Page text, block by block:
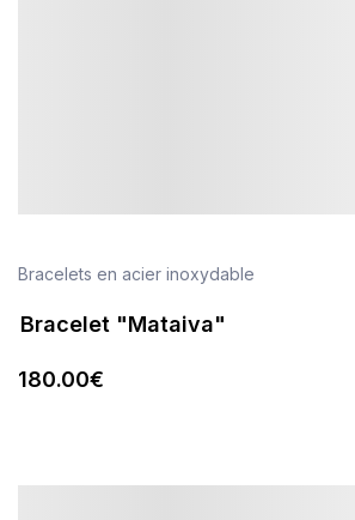
Bracelets en acier inoxydable
Bracelet "Mataiva"
180.00€